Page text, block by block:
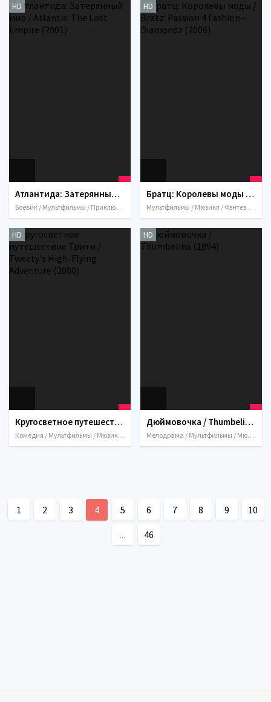
HD
Атлантида: Затерянный мир / Atlantis: The Lost Empire (2001)
Боевик / Мультфильмы / Приключения / Семейный / Фантастика / Фэнтези / США / 2001
HD
Братц: Королевы моды / Bratz: Passion 4 Fashion - Diamondz (2006)
Мультфильмы / Мюзикл / Фэнтези / США / 2006
HD
Кругосветное путешествие Твити / Tweety's High-Flying Adventure (2000)
Комедия / Мультфильмы / Мюзикл / Приключения / Семейный / США / 2000
HD
Дюймовочка / Thumbelina (1994)
Мелодрама / Мультфильмы / Мюзикл / Семейный / Фэнтези / США / Великобритания / Польша / Канада / 1994
1 2 3 4 5 6 7 8 9 10
... 46